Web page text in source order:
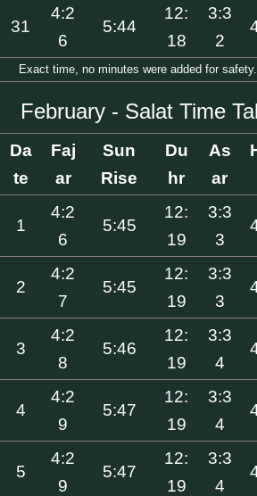
31
4:2
6
5:44
12:
18
3:3
2
Exact time, no minutes were added for
February - Salat Time
Da
te
Faj
ar
Sun
Rise
Du
hr
As
ar
1
4:2
6
5:45
12:
19
3:3
3
2
4:2
7
5:45
12:
19
3:3
3
3
4:2
8
5:46
12:
19
3:3
4
4
4:2
9
5:47
12:
19
3:3
4
5
4:2
9
5:47
12:
19
3:3
4